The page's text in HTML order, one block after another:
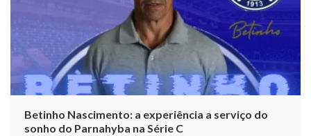
Betinho Nascimento: a experiência a serviço do
sonho do Parnahyba na Série C